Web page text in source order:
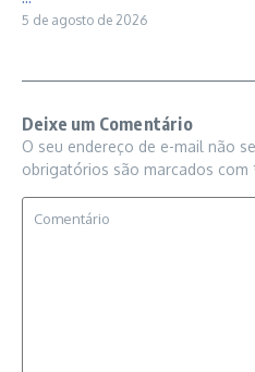
5 de agosto de 2026
Deixe um Comentário
O seu endereço de e-mail não
obrigatórios são marcados com